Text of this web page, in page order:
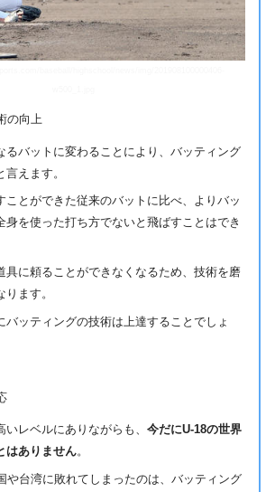
の向上
るバットに変わることにより、バッティング
えます。
ことができた従来のバットに比べ、よりバッ
身を使った打ち方でないと飛ばすことはでき
具に頼ることができなくなるため、技術を磨
ます。
バッティングの技術は上達することでしょ
いレベルにありながらも、 今だにU-18の世界
はありません。
や台湾に敗れてしまったのは、バッティング